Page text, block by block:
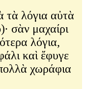
λόγια αὐτὰ
σὰν μαχαίρι
λόγια,
καὶ ἔφυγε
χωράφια